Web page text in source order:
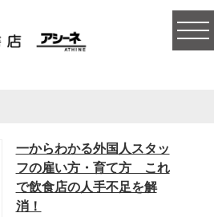
一からわかる外国人スタッ
フの雇い方・育て方 これ
で飲食店の人手不足を解
消！